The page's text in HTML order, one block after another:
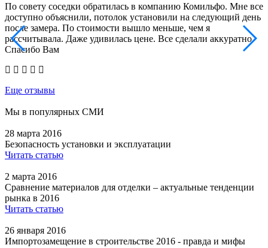
По совету соседки обратилась в компанию Комильфо. Мне все
доступно объяснили, потолок установили на следующий день
после замера. По стоимости вышло меньше, чем я
рассчитывала. Даже удивилась цене. Все сделали аккуратно.
Спасибо Вам
Еще отзывы
Мы в популярных СМИ
28 марта 2016
Безопасность установки и эксплуатации
Читать статью
2 марта 2016
Сравнение материалов для отделки – актуальные тенденции
рынка в 2016
Читать статью
26 января 2016
Импортозамещение в строительстве 2016 - правда и мифы